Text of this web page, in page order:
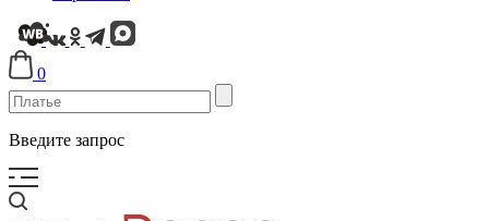
0
Введите запрос